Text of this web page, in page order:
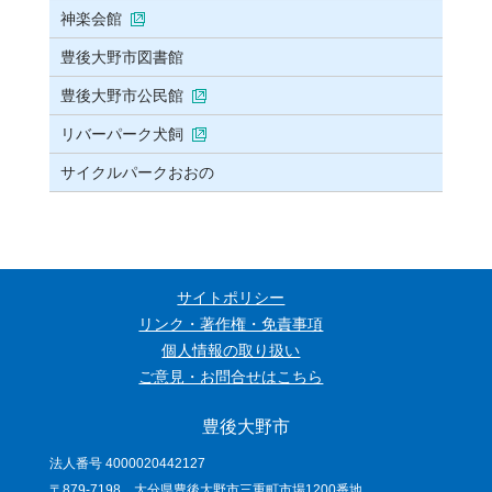
神楽会館
豊後大野市図書館
豊後大野市公民館
リバーパーク犬飼
サイクルパークおおの
サイトポリシー
リンク・著作権・免責事項
個人情報の取り扱い
ご意見・お問合せはこちら
豊後大野市
法人番号 4000020442127